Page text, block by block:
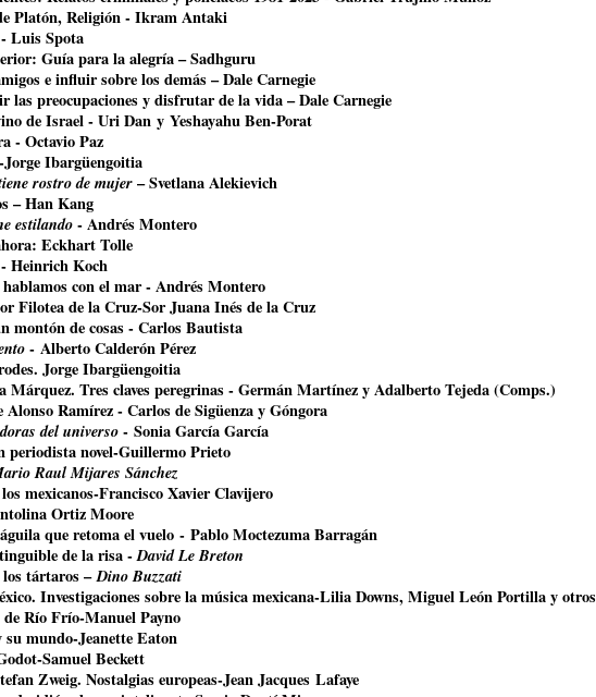
Platón, Religión - Ikram Antaki
Luis Spota
Guía para la alegría – Sadhguru
e influir sobre los demás – Dale Carnegie
las preocupaciones y disfrutar de la vida – Dale Carnegie
de Israel - Uri Dan y Yeshayahu Ben-Porat
- Octavio Paz
Ibargüengoitia
rostro de mujer– Svetlana Alekievich
– Han Kang
estilando- Andrés Montero
Eckhart Tolle
Heinrich Koch
con el mar - Andrés Montero
Filotea de la Cruz-Sor Juana Inés de la Cruz
montón de cosas - Carlos Bautista
- Alberto Calderón Pérez
Jorge Ibargüengoitia
Márquez. Tres claves peregrinas - Germán Martínez y Adalberto Tejeda (Comps.)
Ramírez - Carlos de Sigüenza y Góngora
del universo- Sonia García García
periodista novel-Guillermo Prieto
Raul Mijares Sánchez
mexicanos-Francisco Xavier Clavijero
Ortiz Moore
que retoma el vuelo - Pablo Moctezuma Barragán
de la risa -David Le Breton
los tártaros –Dino Buzzati
Investigaciones sobre la música mexicana-Lilia Downs, Miguel León Portilla y otros
Río Frío-Manuel Payno
mundo-Jeanette Eaton
Samuel Beckett
Zweig. Nostalgias europeas-Jean Jacques Lafaye